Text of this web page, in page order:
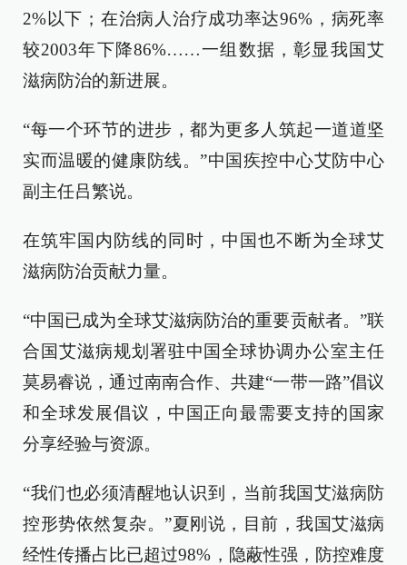
2%以下；在治病人治疗成功率达96%，病死率
较2003年下降86%……一组数据，彰显我国艾
滋病防治的新进展。
“每一个环节的进步，都为更多人筑起一道道坚
实而温暖的健康防线。”中国疾控中心艾防中心
副主任吕繁说。
在筑牢国内防线的同时，中国也不断为全球艾
滋病防治贡献力量。
“中国已成为全球艾滋病防治的重要贡献者。”联
合国艾滋病规划署驻中国全球协调办公室主任
莫易睿说，通过南南合作、共建“一带一路”倡议
和全球发展倡议，中国正向最需要支持的国家
分享经验与资源。
“我们也必须清醒地认识到，当前我国艾滋病防
控形势依然复杂。”夏刚说，目前，我国艾滋病
经性传播占比已超过98%，隐蔽性强，防控难度